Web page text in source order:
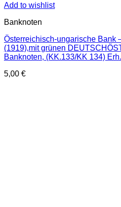
Add to wishlist
Banknoten
Österreichisch-ungarische Bank
(1919),mit grünen
Banknoten, (KK.133/KK 134) Erh. I
5,00 €